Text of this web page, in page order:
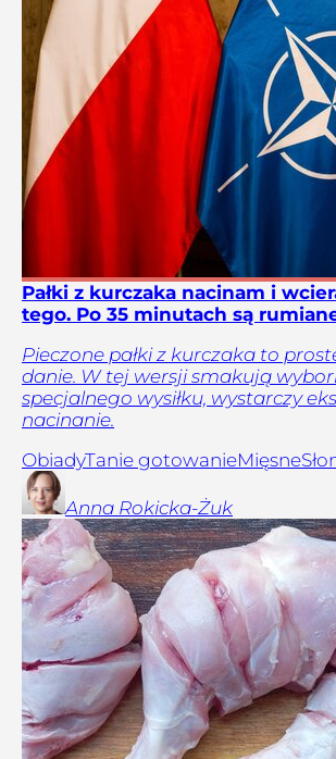
Pałki z kurczaka nacinam i
tego. Po 35 minutach są
Pieczone pałki z kurczaka to
danie. W tej wersji smakują
specjalnego wysiłku, wystarczy
nacinanie.
ObiadyTanie gotowanieMięsne
Anna Rokicka-Żuk